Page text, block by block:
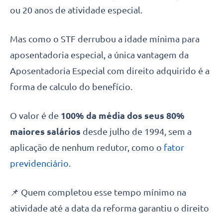
ou 20 anos de atividade especial.
Mas como o STF derrubou a idade mínima para
aposentadoria especial, a única vantagem da
Aposentadoria Especial com direito adquirido é a
forma de calculo do benefício.
O valor é de 100% da média dos seus 80%
maiores salários desde julho de 1994, sem a
aplicação de nenhum redutor, como o fator
previdenciário.
📌 Quem completou esse tempo mínimo na
atividade até a data da reforma garantiu o direito